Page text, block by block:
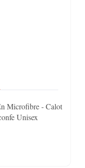
Microfibre - Calot
Unisex